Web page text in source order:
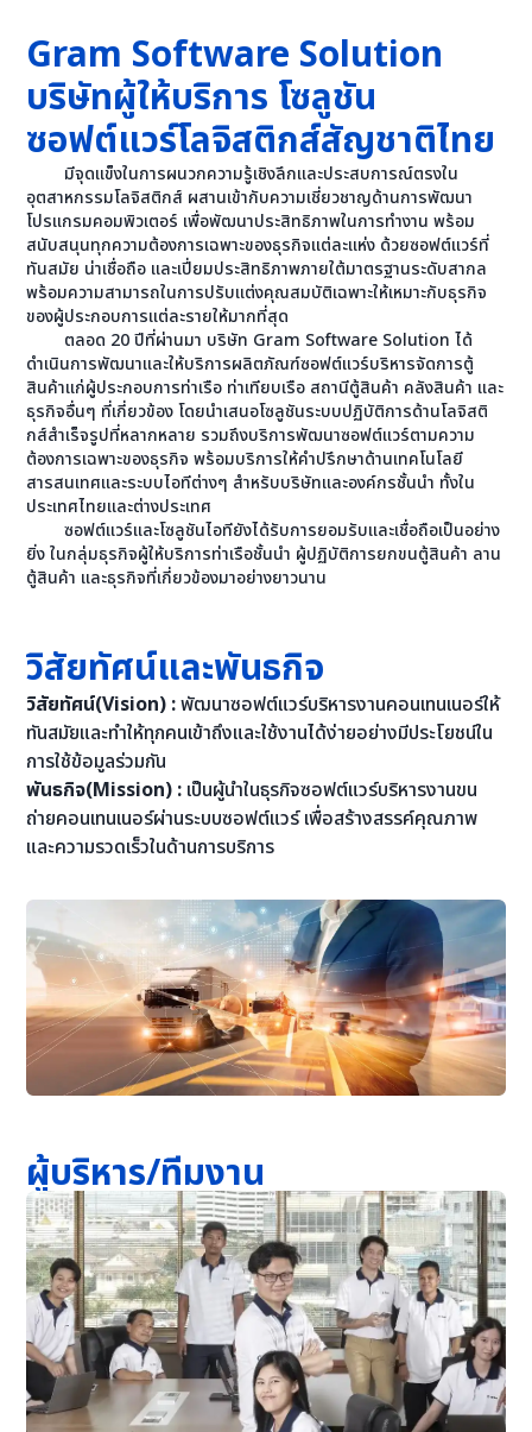
Gram Software Solution
บริษัทผู้ให้บริการ โซลูชัน
ซอฟต์แวร์โลจิสติกส์สัญชาติไทย
มีจุดแข็งในการผนวกความรู้เชิงลึกและประสบการณ์ตรงใน
อุตสาหกรรมโลจิสติกส์ ผสานเข้ากับความเชี่ยวชาญด้านการพัฒนา
โปรแกรมคอมพิวเตอร์ เพื่อพัฒนาประสิทธิภาพในการทำงาน พร้อม
สนับสนุนทุกความต้องการเฉพาะของธุรกิจแต่ละแห่ง ด้วยซอฟต์แวร์ที่
ทันสมัย น่าเชื่อถือ และเปี่ยมประสิทธิภาพภายใต้มาตรฐานระดับสากล
พร้อมความสามารถในการปรับแต่งคุณสมบัติเฉพาะให้เหมาะกับธุรกิจ
ของผู้ประกอบการแต่ละรายให้มากที่สุด
ตลอด 20 ปีที่ผ่านมา บริษัท Gram Software Solution ได้
ดำเนินการพัฒนาและให้บริการผลิตภัณฑ์ซอฟต์แวร์บริหารจัดการตู้
สินค้าแก่ผู้ประกอบการท่าเรือ ท่าเทียบเรือ สถานีตู้สินค้า คลังสินค้า และ
ธุรกิจอื่นๆ ที่เกี่ยวข้อง โดยนำเสนอโซลูชันระบบปฏิบัติการด้านโลจิสติ
กส์สำเร็จรูปที่หลากหลาย รวมถึงบริการพัฒนาซอฟต์แวร์ตามความ
ต้องการเฉพาะของธุรกิจ พร้อมบริการให้คำปรึกษาด้านเทคโนโลยี
สารสนเทศและระบบไอทีต่างๆ สำหรับบริษัทและองค์กรชั้นนำ ทั้งใน
ประเทศไทยและต่างประเทศ
ซอฟต์แวร์และโซลูชันไอทียังได้รับการยอมรับและเชื่อถือเป็นอย่าง
ยิ่ง ในกลุ่มธุรกิจผู้ให้บริการท่าเรือชั้นนำ ผู้ปฏิบัติการยกขนตู้สินค้า ลาน
ตู้สินค้า และธุรกิจที่เกี่ยวข้องมาอย่างยาวนาน
วิสัยทัศน์และพันธกิจ
วิสัยทัศน์(Vision) :พัฒนาซอฟต์แวร์บริหารงานคอนเทนเนอร์ให้
ทันสมัยและทำให้ทุกคนเข้าถึงและใช้งานได้ง่ายอย่างมีประโยชน์ใน
การใช้ข้อมูลร่วมกัน
พันธกิจ(Mission) : เป็นผู้นำในธุรกิจซอฟต์แวร์บริหารงานขน
ถ่ายคอนเทนเนอร์ผ่านระบบซอฟต์แวร์ เพื่อสร้างสรรค์คุณภาพ
และความรวดเร็วในด้านการบริการ
ผู้บริหาร/ทีมงาน